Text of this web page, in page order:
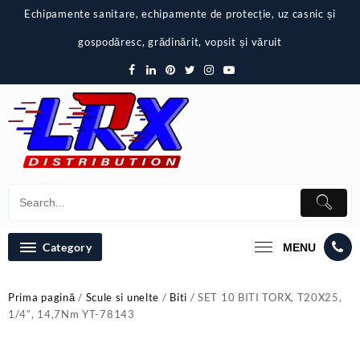
Echipamente sanitare, echipamente de protecție, uz casnic și
gospodăresc, grădinărit, vopsit și văruit
Category MENU
Prima pagină/ Scule si unelte / Biti / SET 10 BITI TORX, T20X25,
1/4″, 14,7Nm YT-78143